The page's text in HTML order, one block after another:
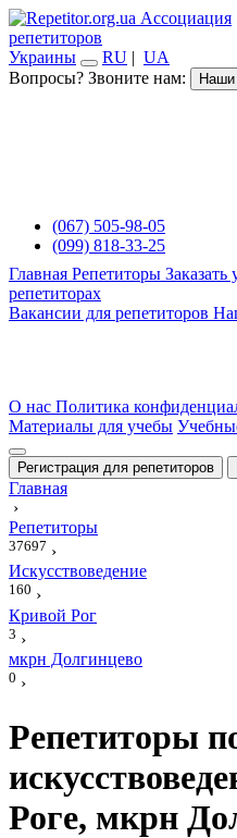
Ассоциация
репетиторов
Украины
RU | UA
Вопросы? Звоните нам:
(067) 505-98-05
(099) 818-33-25
Главная Репетиторы Заказать
репетиторах
Вакансии для репетиторов
О нас Политика
Материалы для учебы
Регистрация для репетиторов
Главная
›
Репетиторы
37697 ›
Искусствоведение
160 ›
Кривой Рог
3 ›
мкрн Долгинцево
0 ›
Репетиторы
Роге, мкрн